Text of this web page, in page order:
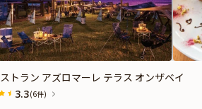
トラン アズロマーレ テラス オンザベイ
3.3(6件)